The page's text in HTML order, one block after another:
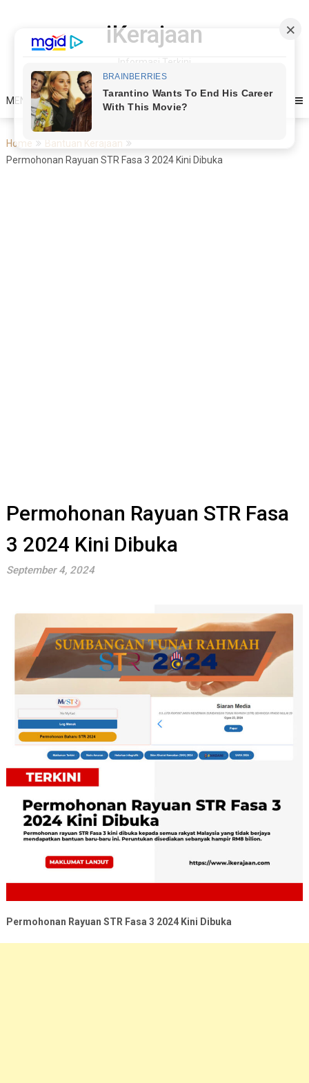
iKerajaan
Informasi Terkini
MENU
Home
Bantuan Kerajaan
Permohonan Rayuan STR Fasa 3 2024 Kini Dibuka
Permohonan Rayuan STR Fasa
3 2024 Kini Dibuka
September 4, 2024
Permohonan Rayuan STR Fasa 3 2024 Kini Dibuka